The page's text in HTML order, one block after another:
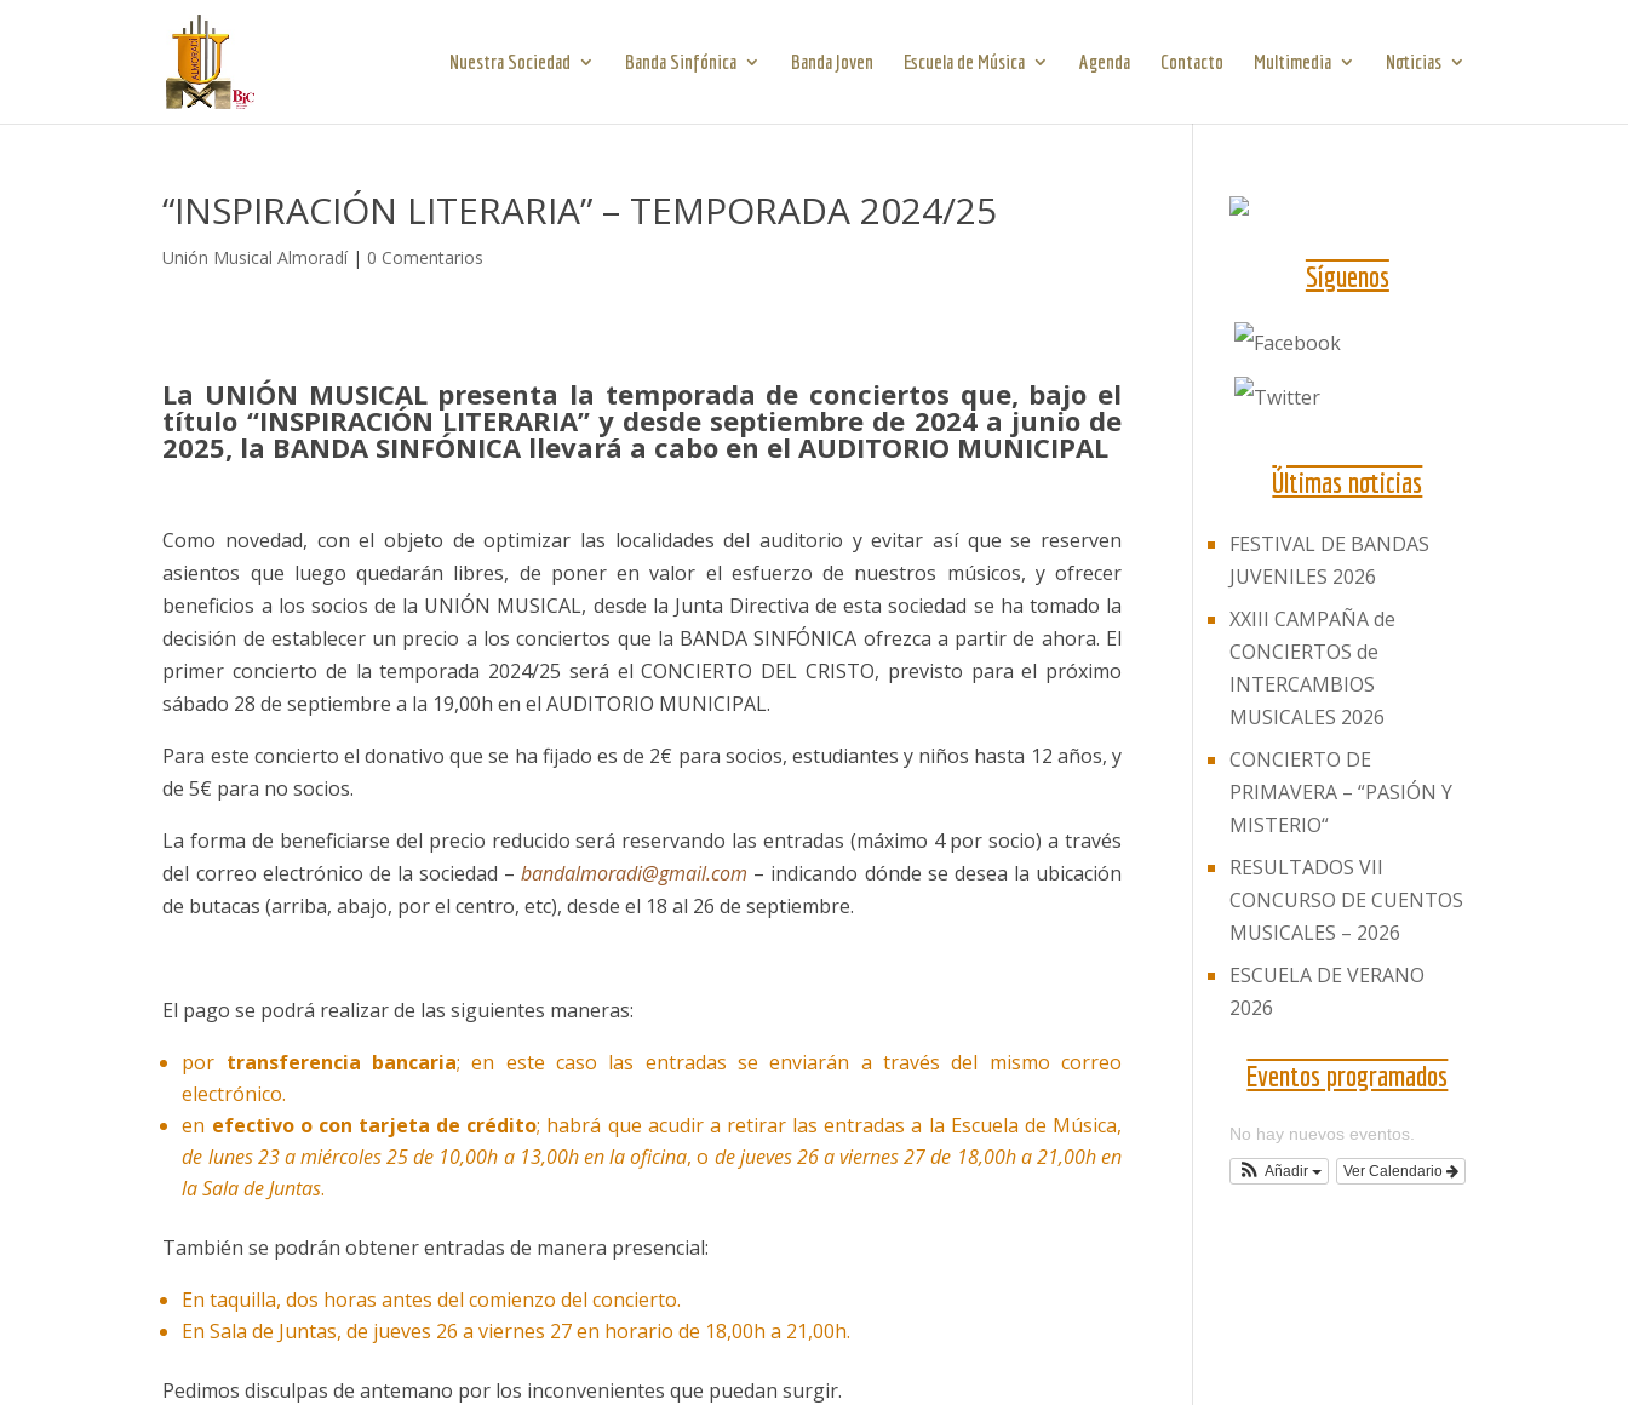
Nuestra Sociedad Banda Sinfónica Banda Joven Escuela de Música Agenda Contacto Multimedia Noticias
“INSPIRACIÓN LITERARIA” – TEMPORADA 2024/25
Unión Musical Almoradí| 0 Comentarios
La UNIÓN MUSICAL presenta la temporada de conciertos que, bajo el
título “INSPIRACIÓN LITERARIA” y desde septiembre de 2024 a junio de
2025, la BANDA SINFÓNICA llevará a cabo en el AUDITORIO MUNICIPAL
Como novedad, con el objeto de optimizar las localidades del auditorio y evitar así que se reserven
asientos que luego quedarán libres, de poner en valor el esfuerzo de nuestros músicos, y ofrecer
beneficios a los socios de la UNIÓN MUSICAL, desde la Junta Directiva de esta sociedad se ha tomado la
decisión de establecer un precio a los conciertos que la BANDA SINFÓNICA ofrezca a partir de ahora. El
primer concierto de la temporada 2024/25 será el CONCIERTO DEL CRISTO, previsto para el próximo
sábado 28 de septiembre a la 19,00h en el AUDITORIO MUNICIPAL.
Para este concierto el donativo que se ha fijado es de 2€ para socios, estudiantes y niños hasta 12 años, y
de 5€ para no socios.
La forma de beneficiarse del precio reducido será reservando las entradas (máximo 4 por socio) a través
del correo electrónico de la sociedad –bandalmoradi@gmail.com – indicando dónde se desea la ubicación
de butacas (arriba, abajo, por el centro, etc), desde el 18 al 26 de septiembre.
El pago se podrá realizar de las siguientes maneras:
por transferencia bancaria; en este caso las entradas se enviarán a través del mismo correo
electrónico.
en efectivo o con tarjeta de crédito; habrá que acudir a retirar las entradas a la Escuela de Música,
de lunes 23 a miércoles 25 de 10,00h a 13,00h en la oficina, o de jueves 26 a viernes 27 de 18,00h a 21,00h en
la Sala de Juntas.
También se podrán obtener entradas de manera presencial:
En taquilla, dos horas antes del comienzo del concierto.
En Sala de Juntas, de jueves 26 a viernes 27 en horario de 18,00h a 21,00h.
Pedimos disculpas de antemano por los inconvenientes que puedan surgir.
Síguenos
Últimas noticias
FESTIVAL DE BANDAS
JUVENILES 2026
XXIII CAMPAÑA de
CONCIERTOS de
INTERCAMBIOS
MUSICALES 2026
CONCIERTO DE
PRIMAVERA – “PASIÓN Y
MISTERIO“
RESULTADOS VII
CONCURSO DE CUENTOS
MUSICALES – 2026
ESCUELA DE VERANO
2026
Eventos programados
No hay nuevos eventos.
Ver Calendario
Añadir